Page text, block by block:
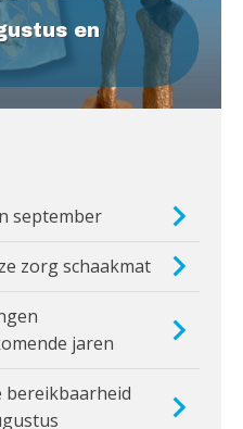
en
september
zorg schaakmat
jaren
bereikbaarheid